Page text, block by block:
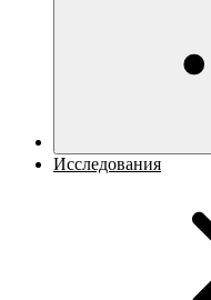
Исследования